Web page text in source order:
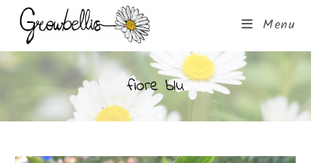
Menu
fiore blu